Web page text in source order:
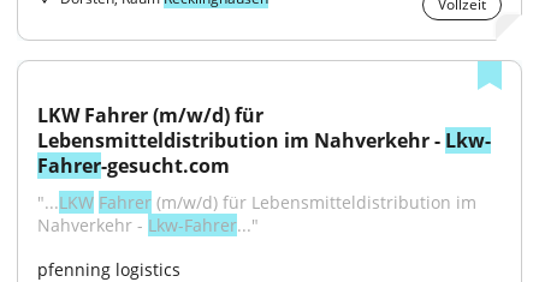
Vollzeit
LKW Fahrer (m/w/d) für
Lebensmitteldistribution im Nahverkehr - Lkw-
Fahrer-gesucht.com
"...LKW Fahrer (m/w/d) für Lebensmitteldistribution im
Nahverkehr - Lkw-Fahrer..."
pfenning logistics